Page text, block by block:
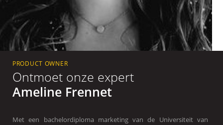
PRODUCT OWNER
Ontmoet onze expert
Ameline Frennet
Met een bachelordiploma marketing van de Universiteit van